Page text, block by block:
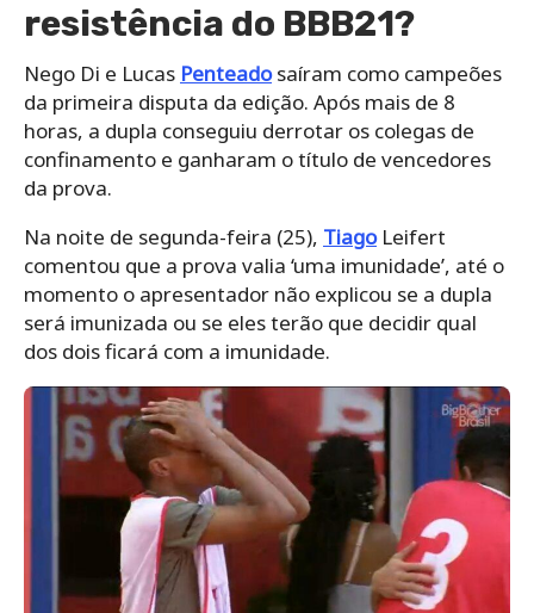
resistência do BBB21?
Nego Di e Lucas Penteadosaíram como campeões
da primeira disputa da edição. Após mais de 8
horas, a dupla conseguiu derrotar os colegas de
confinamento e ganharam o título de vencedores
da prova.
Na noite de segunda-feira (25), TiagoLeifert
comentou que a prova valia ‘uma imunidade’, até o
momento o apresentador não explicou se a dupla
será imunizada ou se eles terão que decidir qual
dos dois ficará com a imunidade.